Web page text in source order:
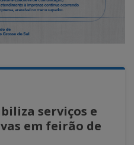
serviços e
em feirão de